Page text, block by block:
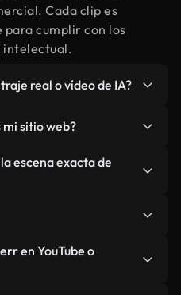
Cada clip es
cumplir con los
intelectual.
real o vídeo de IA?
generados por IA.
sitio web?
optimizadas
para uso de
escena exacta de
como "Riddle al
en segundos
vídeos en nuestra
aunque siempre se
en YouTube o